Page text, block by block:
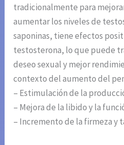
tradicionalmente para
aumentar los niveles de
saponinas, tiene efectos
testosterona, lo que puede
deseo sexual y mejor
contexto del aumento del
– Estimulación de la
– Mejora de la libido y la
– Incremento de la firmeza y